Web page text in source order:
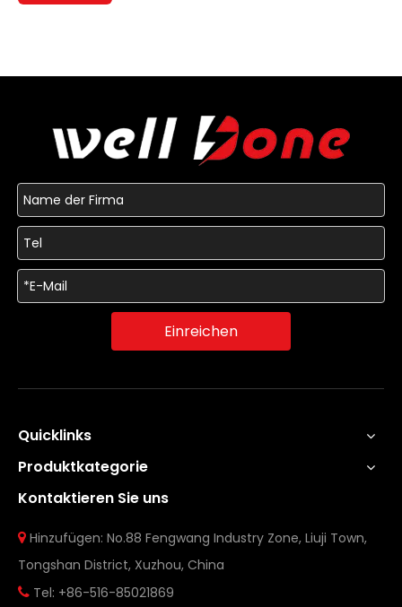
Einreichen
Quicklinks
Produktkategorie
Kontaktieren Sie uns
 Hinzufügen: No.88 Fengwang Industry Zone, Liuji Town,
Tongshan District, Xuzhou, China
 Tel: +86-516-85021869